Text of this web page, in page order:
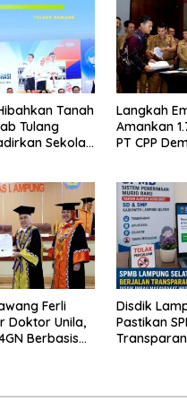
Tanah
Tulang
Sekolah
Langkah
Amankan
PT CPP
Ferli
Doktor Unila,
Berbasis
Disdik
Pastikan